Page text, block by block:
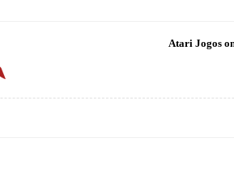
Atari Jogos